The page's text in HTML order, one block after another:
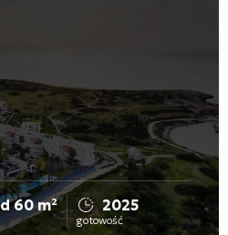
60 m² 2025
gotowość